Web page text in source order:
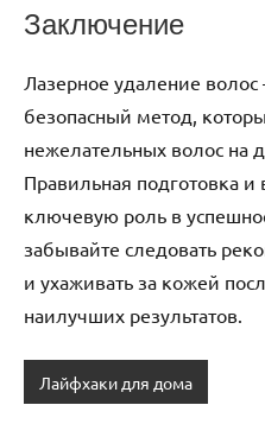
Заключение
Лазерное удаление
безопасный метод,
нежелательных волос на
Правильная подготовка
ключевую роль в
забывайте следовать
и ухаживать за кожей
наилучших результатов.
Лайфхаки для дома